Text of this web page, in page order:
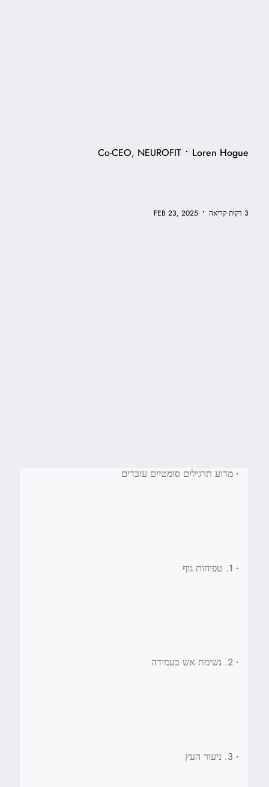
Loren Hogue
•
Co-CEO, NEUROFIT
3 דקות קריאה •
FEB 23, 2025
• מדוע תרגילים סומטיים עובדים
• 1. טפיחות גוף
• 2. נשימת אש בעמידה
• 3. ניעור העץ